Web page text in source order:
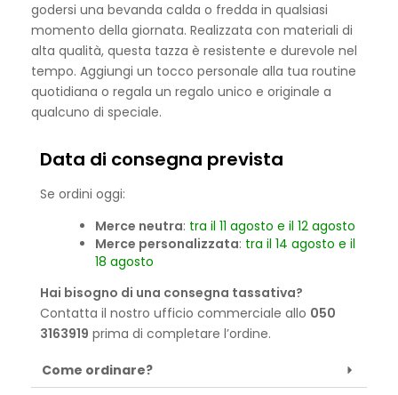
godersi una bevanda calda o fredda in qualsiasi
momento della giornata. Realizzata con materiali di
alta qualità, questa tazza è resistente e durevole nel
tempo. Aggiungi un tocco personale alla tua routine
quotidiana o regala un regalo unico e originale a
qualcuno di speciale.
Data di consegna prevista
Se ordini oggi:
Merce neutra: tra il 11 agosto e il 12 agosto
Merce personalizzata: tra il 14 agosto e il
18 agosto
Hai bisogno di una consegna tassativa?
Contatta il nostro ufficio commerciale allo 050
3163919 prima di completare l’ordine.
Come ordinare?